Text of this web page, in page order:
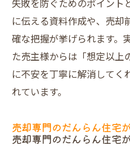
大阪市のマンシ
ック
プレミアム不動
由
売却専門不動産
高価買取を目指す
一級建築士による安
一級建築士が行
失敗を防ぐためのポイント
に伝える資料作成や、売却
確な把握が挙げられます。
た売主様からは「想定以
に不安を丁寧に解消してく
れています。
売却専門のだんらん住宅
売却専門のだんらん住宅